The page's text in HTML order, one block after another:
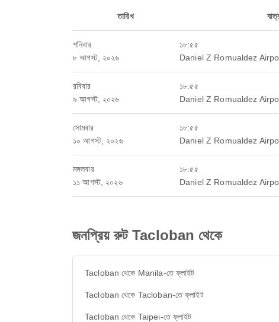
তারিখ
শনিবার
৮ আগস্ট, ২০২৬
১৮:৫৫
Daniel Z Romualdez
রবিবার
৯ আগস্ট, ২০২৬
১৮:৫৫
Daniel Z Romualdez
সোমবার
১০ আগস্ট, ২০২৬
১৮:৫৫
Daniel Z Romualdez
মঙ্গলবার
১১ আগস্ট, ২০২৬
১৮:৫৫
Daniel Z Romualdez
জনপ্রিয় রুট Tacloban থেকে
Tacloban থেকে Manila-তে ফ্লাইট
Tacloban থেকে Tacloban-তে ফ্লাইট
Tacloban থেকে Taipei-তে ফ্লাইট